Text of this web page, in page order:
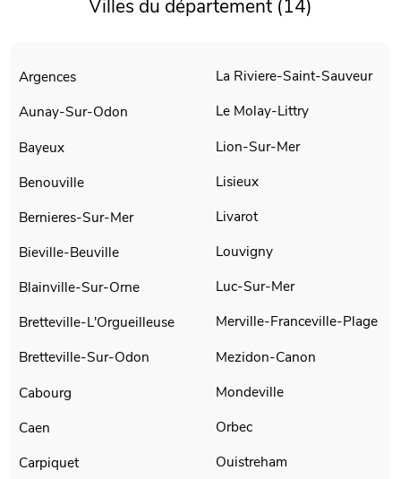
Villes du département (14)
Argences
Aunay-Sur-Odon
Bayeux
Benouville
Bernieres-Sur-Mer
Bieville-Beuville
Blainville-Sur-Orne
Bretteville-L'Orgueilleuse
Bretteville-Sur-Odon
Cabourg
Caen
Carpiquet
La Riviere-Saint-Sauveur
Le Molay-Littry
Lion-Sur-Mer
Lisieux
Livarot
Louvigny
Luc-Sur-Mer
Merville-Franceville-Plage
Mezidon-Canon
Mondeville
Orbec
Ouistreham